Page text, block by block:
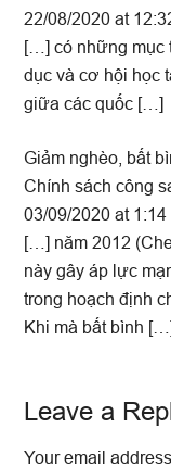
22/08/2020 at
[…] có những mục
dục và cơ hội học
giữa các quốc […]
Giảm nghèo, bất
Chính sách công
03/09/2020 at 1:14
[…] năm 2012
này gây áp lực
trong hoạch định
Khi mà bất bình […]
Leave a
Your email